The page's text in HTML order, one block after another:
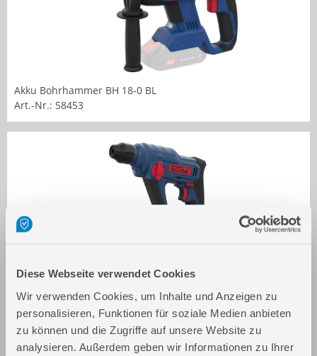
Diese Webseite verwendet Cookies
Wir verwenden Cookies, um Inhalte und Anzeigen zu
personalisieren, Funktionen für soziale Medien anbieten
zu können und die Zugriffe auf unsere Website zu
analysieren. Außerdem geben wir Informationen zu Ihrer
Akku Bohrhammer BH 18-0 BL
Art.-Nr.: 58453
Akku Bohrhammer BH 18-0
Art.-Nr.: 58507